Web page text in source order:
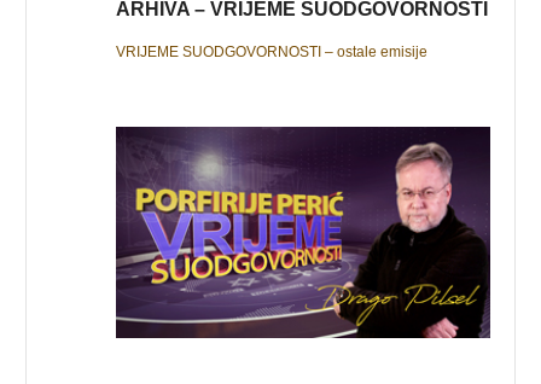
ARHIVA – VRIJEME SUODGOVORNOSTI
VRIJEME SUODGOVORNOSTI – ostale emisije